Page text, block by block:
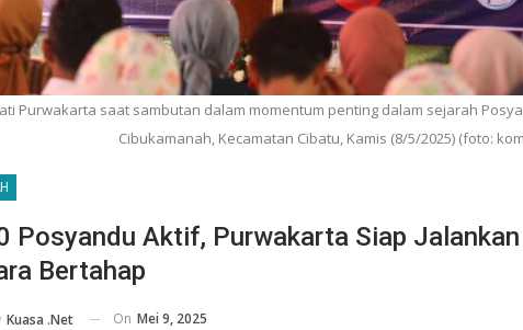
Purwakarta saat sambutan dalam momentum penting dalam sejarah
Cibukamanah, Kecamatan Cibatu, Kamis (8/5/2025) (foto:
Posyandu Aktif, Purwakarta Siap
Bertahap
Kuasa .net On Mei 9, 2025